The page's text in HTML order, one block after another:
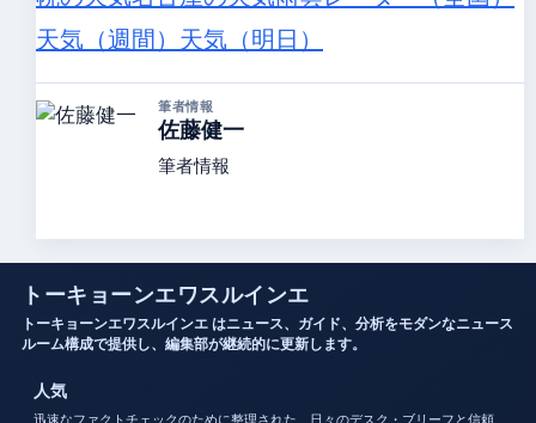
天気（週間） 天気（明日）
筆者情報
佐藤健一
筆者情報
トーキョーンエワスルインエ
トーキョーンエワスルインエ はニュース、ガイド、分析をモダンなニュース
ルーム構成で提供し、編集部が継続的に更新します。
人気
迅速なファクトチェックのために整理された、日々のデスク・ブリーフと信頼